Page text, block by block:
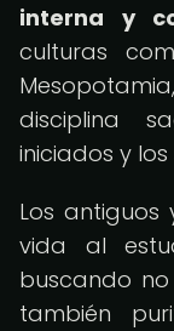
interna y
culturas
disciplina
iniciados y los
Los antiguos
vida al
buscando
también